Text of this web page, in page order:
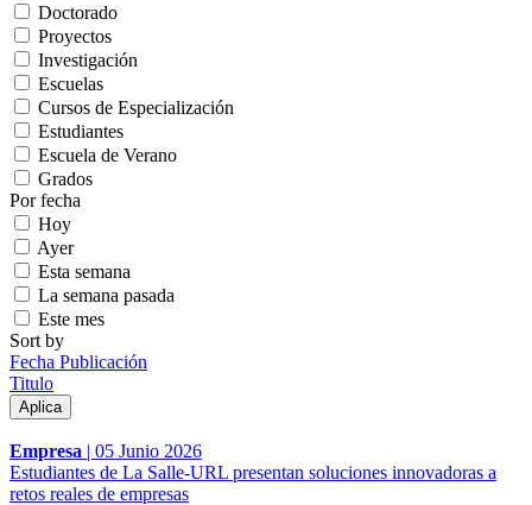
Doctorado
Proyectos
Investigación
Escuelas
Cursos de Especialización
Estudiantes
Escuela de Verano
Grados
Por fecha
Hoy
Ayer
Esta semana
La semana pasada
Este mes
Sort by
Fecha Publicación
Titulo
Empresa | 05 Junio 2026
Estudiantes de La Salle-URL presentan soluciones innovadoras a
retos reales de empresas